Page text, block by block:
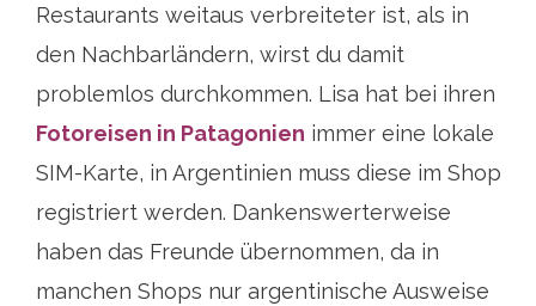
Restaurants weitaus verbreiteter ist, als in
den Nachbarländern, wirst du damit
problemlos durchkommen. Lisa hat bei ihren
Fotoreisen in Patagonien immer eine lokale
SIM-Karte, in Argentinien muss diese im Shop
registriert werden. Dankenswerterweise
haben das Freunde übernommen, da in
manchen Shops nur argentinische Ausweise